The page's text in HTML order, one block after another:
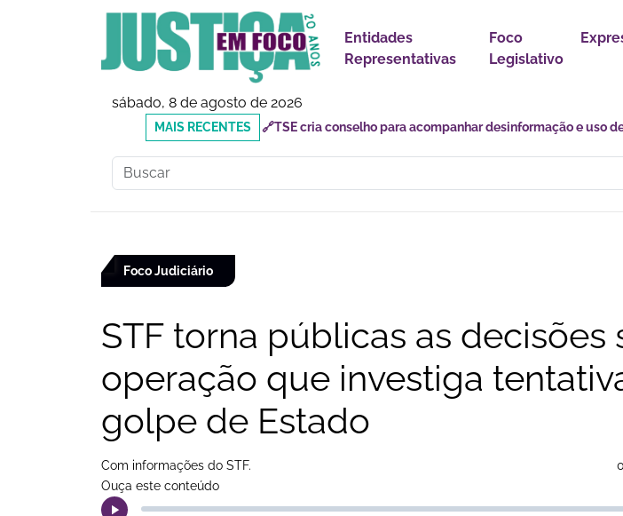
Entidades
Representativas
Foco
Legislativo
sábado, 8 de agosto de 2026
MAIS
RECENTES
🔗Mauricio do Vôlei quer política para proteção de crianças e
inadequados
Foco Judiciário
STF torna públicas as decisões
operação que investiga
golpe de Estado
Com informações do STF.
Ouça este conteúdo